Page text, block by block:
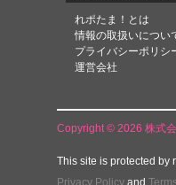
れポたま！とは
情報の取扱いについ
プライバシーポリシ
運営会社
Copyright © 2026 株式
This site is protected by
Privacy Policy and